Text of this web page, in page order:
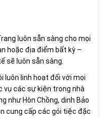
luôn sẵn sàng cho mọi
hoặc địa điểm bất kỳ –
sẽ luôn sẵn sàng.
luôn linh hoạt đối với mọi
vụ các sự kiện trong nhà
như Hòn Chồng, dinh Bảo
cung cấp các gói tiệc đặc